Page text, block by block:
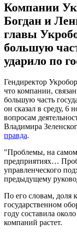
Компании
Богдан и
главы
большую
ударило по
Гендиректор
что компании,
большую часть
он сказал в среду, 6
вопросам
Владимира
правда.
"Проблемы, на самом
предприятиях…
управленческого
предыдущему
По его словам, доля
государственном
году составила
компаний растет.